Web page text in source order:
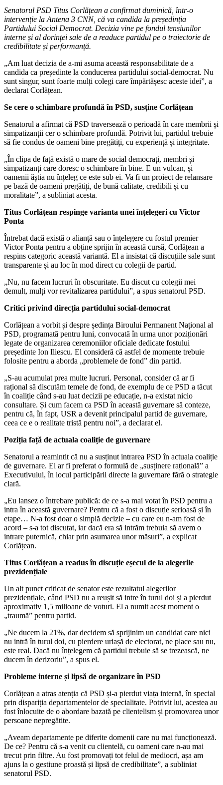
Senatorul PSD Titus Corlățean a confirmat duminică, într-o
intervenție la Antena 3 CNN, că va candida la președinția
Partidului Social Democrat. Decizia vine pe fondul tensiunilor
interne și al dorinței sale de a readuce partidul pe o traiectorie de
credibilitate și performanță.
„Am luat decizia de a-mi asuma această responsabilitate de a
candida ca președinte la conducerea partidului social-democrat. Nu
sunt singur, sunt foarte mulți colegi care împărtășesc aceste idei”, a
declarat Corlățean.
Se cere o schimbare profundă în PSD, susține Corlățean
Senatorul a afirmat că PSD traversează o perioadă în care membrii și
simpatizanții cer o schimbare profundă. Potrivit lui, partidul trebuie
să fie condus de oameni bine pregătiți, cu experiență și integritate.
„În clipa de față există o mare de social democrați, membri și
simpatizanți care doresc o schimbare în bine. E un vulcan, și
oamenii ăștia nu înțeleg ce este sub ei. Va fi un proiect de relansare
pe bază de oameni pregătiți, de bună calitate, credibili și cu
moralitate”, a subliniat acesta.
Titus Corlățean respinge varianta unei înțelegeri cu Victor
Ponta
Întrebat dacă există o alianță sau o înțelegere cu fostul premier
Victor Ponta pentru a obține sprijin în această cursă, Corlățean a
respins categoric această variantă. El a insistat că discuțiile sale sunt
transparente și au loc în mod direct cu colegii de partid.
„Nu, nu facem lucruri în obscuritate. Eu discut cu colegii mei
demult, mulți vor revitalizarea partidului”, a spus senatorul PSD.
Critici privind direcția partidului social-democrat
Corlățean a vorbit și despre ședința Biroului Permanent Național al
PSD, programată pentru luni, convocată în urma unor poziționări
legate de organizarea ceremoniilor oficiale dedicate fostului
președinte Ion Iliescu. El consideră că astfel de momente trebuie
folosite pentru a aborda „problemele de fond” din partid.
„S-au acumulat prea multe lucruri. Personal, consider că ar fi
rațional să discutăm temele de fond, de exemplu de ce PSD a tăcut
în coaliție când s-au luat decizii pe educație, n-a existat nicio
consultare. Și cum facem ca PSD în această guvernare să conteze,
pentru că, în fapt, USR a devenit principalul partid de guvernare,
ceea ce e o realitate tristă pentru noi”, a declarat el.
Poziția față de actuala coaliție de guvernare
Senatorul a reamintit că nu a susținut intrarea PSD în actuala coaliție
de guvernare. El ar fi preferat o formulă de „susținere rațională” a
Executivului, în locul participării directe la guvernare fără o strategie
clară.
„Eu lansez o întrebare publică: de ce s-a mai votat în PSD pentru a
intra în această guvernare? Pentru că a fost o discuție serioasă și în
etape… N-a fost doar o simplă decizie – cu care eu n-am fost de
acord – s-a tot discutat, iar dacă era să intrăm trebuia să avem o
intrare puternică, chiar prin asumarea unor măsuri”, a explicat
Corlățean.
Titus Corlățean a readus în discuție eșecul de la alegerile
prezidențiale
Un alt punct criticat de senator este rezultatul alegerilor
prezidențiale, când PSD nu a reușit să intre în turul doi și a pierdut
aproximativ 1,5 milioane de voturi. El a numit acest moment o
„traumă” pentru partid.
„Ne ducem la 21%, dar decidem să sprijinim un candidat care nici
nu intră în turul doi, cu pierdere uriașă de electorat, ne place sau nu,
este real. Dacă nu înțelegem că partidul trebuie să se trezească, ne
ducem în derizoriu”, a spus el.
Probleme interne și lipsă de organizare în PSD
Corlățean a atras atenția că PSD și-a pierdut viața internă, în special
prin dispariția departamentelor de specialitate. Potrivit lui, acestea au
fost înlocuite de o abordare bazată pe clientelism și promovarea unor
persoane nepregătite.
„Aveam departamente pe diferite domenii care nu mai funcționează.
De ce? Pentru că s-a venit cu clientelă, cu oameni care n-au mai
trecut prin filtre. Au fost promovați tot felul de mediocri, așa am
ajuns la o gestiune proastă și lipsă de credibilitate”, a subliniat
senatorul PSD.